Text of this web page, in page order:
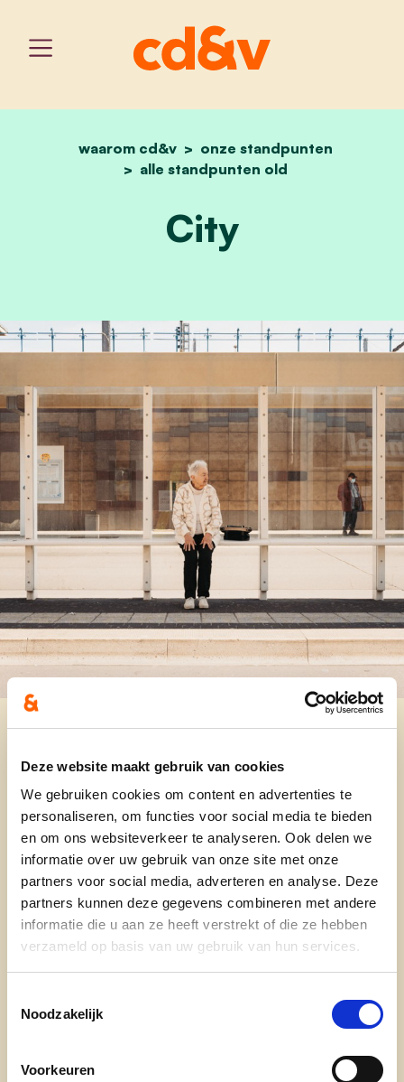
Deze website maakt gebruik van cookies
We gebruiken cookies om content en advertenties te
personaliseren, om functies voor social media te bieden
en om ons websiteverkeer te analyseren. Ook delen we
informatie over uw gebruik van onze site met onze
partners voor social media, adverteren en analyse. Deze
partners kunnen deze gegevens combineren met andere
informatie die u aan ze heeft verstrekt of die ze hebben
verzameld op basis van uw gebruik van hun services.
Noodzakelijk
Voorkeuren
home
waarom cd&v
onze standpunten
alle standpunten old
city
City
waarom cd&v
onze partij
nieuws
Engagement